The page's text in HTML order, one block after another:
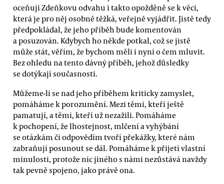
oceňuji Zdeňkovu odvahu i takto opožděně se k věci,
která je pro něj osobně těžká, veřejně vyjádřit. Jistě tedy
předpokládal, že jeho příběh bude komentován
a posuzován. Kdybych ho někde potkal, což se jistě
může stát, věřím, že bychom měli i nyní o čem mluvit.
Bez ohledu na tento dávný příběh, jehož důsledky
se dotýkají současnosti.
Můžeme-li se nad jeho příběhem kriticky zamyslet,
pomáháme k porozumění. Mezi těmi, kteří ještě
pamatují, a těmi, kteří už nezažili. Pomáháme
k pochopení, že lhostejnost, mlčení a vyhýbání
se otázkám či odpovědím tvoří překážky, které nám
zabraňují posunout se dál. Pomáháme k přijetí vlastní
minulosti, protože nic jiného s námi nezůstává navždy
tak pevně spojeno, jako právě ona.